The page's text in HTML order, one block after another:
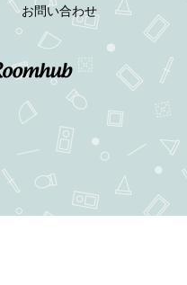
お問い合わせ